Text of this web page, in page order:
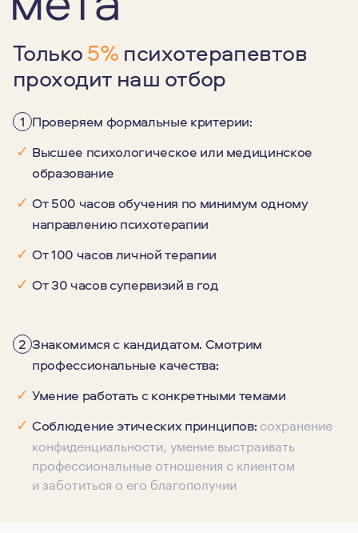
Только5% психотерапевтов
проходит наш отбор
1 Проверяем формальные критерии:
✓ Высшее психологическое или медицинское
образование
✓ От 500 часов обучения по минимум одному
направлению психотерапии
✓ От 100 часов личной терапии
✓ От 30 часов супервизий в год
2 Знакомимся с кандидатом. Смотрим
профессиональные качества:
✓ Умение работать с конкретными темами
✓ Соблюдение этических принципов: сохранение
конфиденциальности, умение выстраивать
профессиональные отношения с клиентом
и заботиться о его благополучии